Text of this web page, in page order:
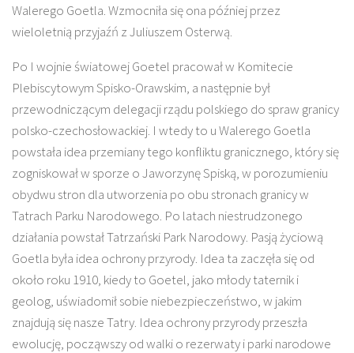
Walerego Goetla. Wzmocniła się ona później przez
wieloletnią przyjaźń z Juliuszem Osterwą.
Po I wojnie światowej Goetel pracował w Komitecie
Plebiscytowym Spisko-Orawskim, a następnie był
przewodniczącym delegacji rządu polskiego do spraw granicy
polsko-czechosłowackiej. I wtedy to u Walerego Goetla
powstała idea przemiany tego konfliktu granicznego, który się
zogniskował w sporze o Jaworzynę Spiską, w porozumieniu
obydwu stron dla utworzenia po obu stronach granicy w
Tatrach Parku Narodowego. Po latach niestrudzonego
działania powstał Tatrzański Park Narodowy. Pasją życiową
Goetla była idea ochrony przyrody. Idea ta zaczęła się od
około roku 1910, kiedy to Goetel, jako młody taternik i
geolog, uświadomił sobie niebezpieczeństwo, w jakim
znajdują się nasze Tatry. Idea ochrony przyrody przeszła
ewolucję, począwszy od walki o rezerwaty i parki narodowe